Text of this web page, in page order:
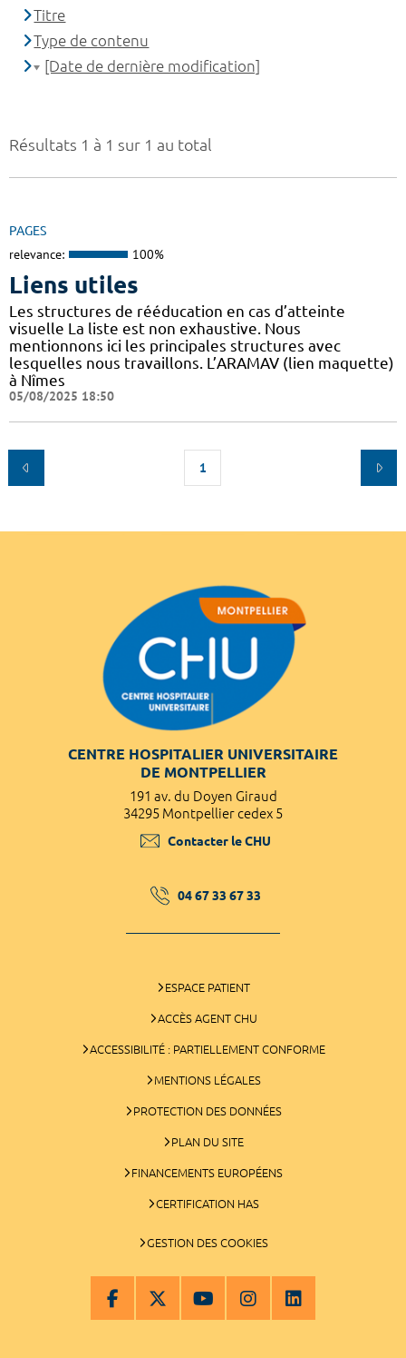
Résultats 1 à 1 sur 1 au total
PAGES
relevance: 100%
Liens utiles
Les structures de rééducation en cas d’atteinte
visuelle La liste est non exhaustive. Nous
mentionnons ici les principales structures avec
lesquelles nous travaillons. L’ARAMAV (lien maquette)
à Nîmes
05/08/2025 18:50
1
Titre
Type de contenu
[Date de dernière modification]
CENTRE HOSPITALIER UNIVERSITAIRE
DE MONTPELLIER
191 av. du Doyen Giraud
34295 Montpellier cedex 5
Contacter le CHU
04 67 33 67 33
ESPACE PATIENT
ACCÈS AGENT CHU
ACCESSIBILITÉ : PARTIELLEMENT CONFORME
MENTIONS LÉGALES
PROTECTION DES DONNÉES
PLAN DU SITE
FINANCEMENTS EUROPÉENS
CERTIFICATION HAS
GESTION DES COOKIES